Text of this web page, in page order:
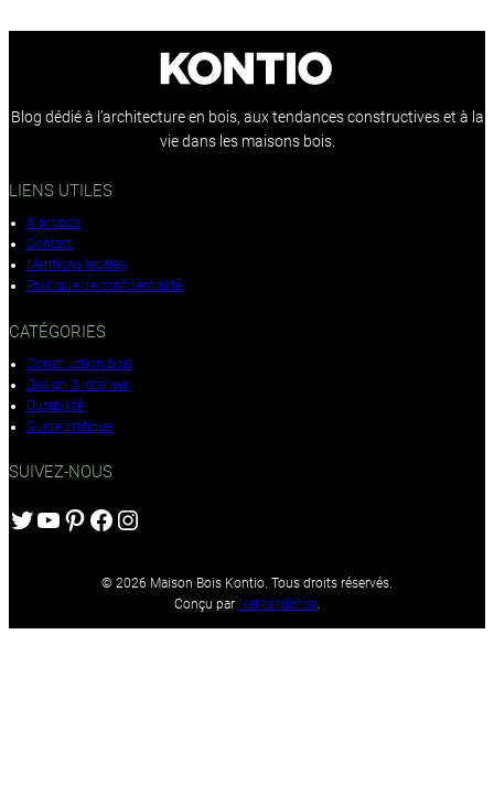
Blog dédié à l’architecture en bois, aux tendances constructives et à la
vie dans les maisons bois.
LIENS UTILES
À propos
Contact
Mentions légales
Politique de confidentialité
CATÉGORIES
Construction bois
Design & intérieur
Durabilité
Guide pratique
SUIVEZ-NOUS
Twitter YouTube Pinterest Facebook Instagram
© 2026 Maison Bois Kontio. Tous droits réservés.
Conçu par Net-tendance.